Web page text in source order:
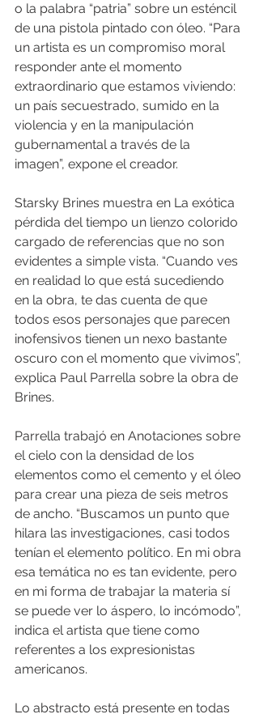
o la palabra “patria” sobre un esténcil
de una pistola pintado con óleo. “Para
un artista es un compromiso moral
responder ante el momento
extraordinario que estamos viviendo:
un país secuestrado, sumido en la
violencia y en la manipulación
gubernamental a través de la
imagen”, expone el creador.
Starsky Brines muestra en La exótica
pérdida del tiempo un lienzo colorido
cargado de referencias que no son
evidentes a simple vista. “Cuando ves
en realidad lo que está sucediendo
en la obra, te das cuenta de que
todos esos personajes que parecen
inofensivos tienen un nexo bastante
oscuro con el momento que vivimos”,
explica Paul Parrella sobre la obra de
Brines.
Parrella trabajó en Anotaciones sobre
el cielo con la densidad de los
elementos como el cemento y el óleo
para crear una pieza de seis metros
de ancho. “Buscamos un punto que
hilara las investigaciones, casi todos
tenían el elemento político. En mi obra
esa temática no es tan evidente, pero
en mi forma de trabajar la materia sí
se puede ver lo áspero, lo incómodo”,
indica el artista que tiene como
referentes a los expresionistas
americanos.
Lo abstracto está presente en todas